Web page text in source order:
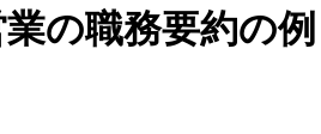
の職務要約の例